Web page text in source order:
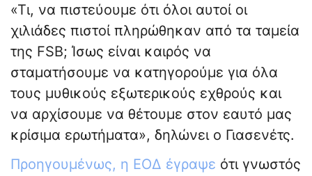
«Τι, να πιστεύουμε ότι όλοι αυτοί οι
χιλιάδες πιστοί πληρώθηκαν από τα ταμεία
της FSB; Ίσως είναι καιρός να
σταματήσουμε να κατηγορούμε για όλα
τους μυθικούς εξωτερικούς εχθρούς και
να αρχίσουμε να θέτουμε στον εαυτό μας
κρίσιμα ερωτήματα», δηλώνει ο Γιασενέτς.
Προηγουμένως, η ΕΟΔ έγραψε ότι γνωστός